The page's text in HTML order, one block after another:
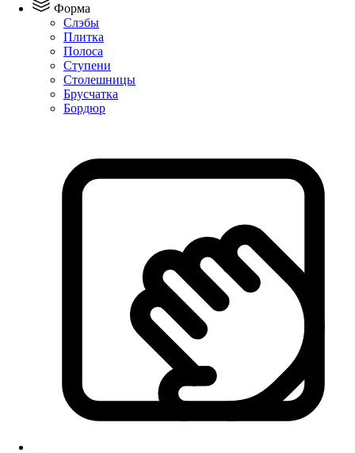
Форма
Слэбы
Плитка
Полоса
Ступени
Столешницы
Брусчатка
Бордюр